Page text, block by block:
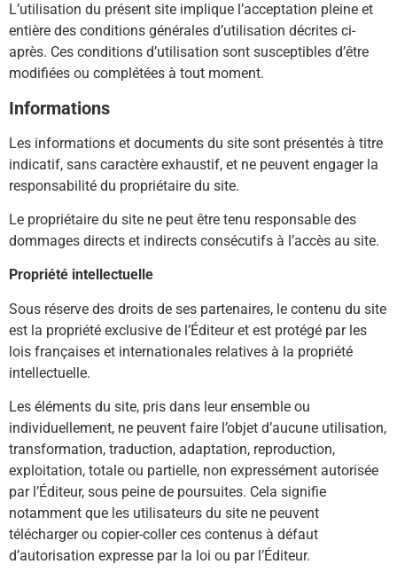
L’utilisation du présent site implique l’acceptation pleine et
entière des conditions générales d’utilisation décrites ci-
après. Ces conditions d’utilisation sont susceptibles d’être
modifiées ou complétées à tout moment.
Informations
Les informations et documents du site sont présentés à titre
indicatif, sans caractère exhaustif, et ne peuvent engager la
responsabilité du propriétaire du site.
Le propriétaire du site ne peut être tenu responsable des
dommages directs et indirects consécutifs à l’accès au site.
Propriété intellectuelle
Sous réserve des droits de ses partenaires, le contenu du site
est la propriété exclusive de l’Éditeur et est protégé par les
lois françaises et internationales relatives à la propriété
intellectuelle.
Les éléments du site, pris dans leur ensemble ou
individuellement, ne peuvent faire l’objet d’aucune utilisation,
transformation, traduction, adaptation, reproduction,
exploitation, totale ou partielle, non expressément autorisée
par l’Éditeur, sous peine de poursuites. Cela signifie
notamment que les utilisateurs du site ne peuvent
télécharger ou copier-coller ces contenus à défaut
d’autorisation expresse par la loi ou par l’Éditeur.